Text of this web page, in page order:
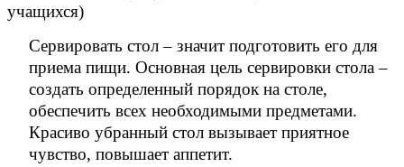
учащихся)
Сервировать стол – значит подготовить его для
приема пищи. Основная цель сервировки стола –
создать определенный порядок на столе,
обеспечить всех необходимыми предметами.
Красиво убранный стол вызывает приятное
чувство, повышает аппетит.